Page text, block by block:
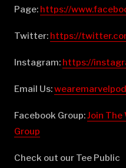
Page: ⁠⁠⁠⁠⁠⁠⁠⁠⁠⁠⁠⁠⁠⁠⁠⁠⁠⁠⁠⁠⁠⁠⁠⁠⁠⁠⁠⁠⁠⁠⁠⁠⁠⁠⁠⁠⁠⁠⁠⁠⁠⁠⁠⁠⁠⁠⁠⁠⁠⁠⁠⁠⁠⁠⁠⁠⁠⁠⁠⁠⁠⁠⁠⁠⁠⁠⁠⁠⁠⁠⁠⁠⁠⁠⁠⁠⁠https://
Twitter: ⁠⁠⁠⁠⁠⁠⁠⁠⁠⁠⁠⁠⁠⁠⁠⁠⁠⁠⁠⁠⁠⁠⁠⁠⁠⁠⁠⁠⁠⁠⁠⁠⁠⁠⁠⁠⁠⁠⁠⁠⁠⁠⁠⁠⁠⁠⁠⁠⁠⁠⁠⁠⁠⁠⁠⁠⁠⁠⁠⁠⁠⁠⁠⁠⁠⁠⁠⁠⁠⁠⁠⁠⁠⁠⁠⁠⁠https://
Instagram: ⁠⁠⁠⁠⁠⁠⁠⁠⁠⁠⁠⁠⁠⁠⁠⁠⁠⁠⁠⁠⁠⁠⁠⁠⁠⁠⁠⁠⁠⁠⁠⁠⁠⁠⁠⁠⁠⁠⁠⁠⁠⁠⁠⁠⁠⁠⁠⁠⁠⁠⁠⁠⁠⁠⁠⁠⁠⁠⁠⁠⁠⁠⁠⁠⁠⁠⁠⁠⁠⁠⁠⁠⁠⁠⁠⁠⁠https://
Email Us:
Facebook Group:⁠⁠⁠⁠⁠⁠⁠⁠⁠⁠⁠⁠⁠⁠⁠⁠⁠⁠⁠⁠⁠⁠⁠⁠⁠⁠⁠⁠⁠⁠⁠⁠⁠⁠⁠⁠⁠⁠⁠⁠⁠⁠⁠⁠⁠⁠⁠⁠⁠⁠⁠⁠⁠⁠⁠⁠⁠⁠⁠⁠⁠⁠⁠⁠⁠⁠⁠⁠⁠⁠⁠⁠⁠⁠⁠⁠⁠Join The
Group⁠⁠⁠⁠⁠⁠⁠⁠⁠⁠⁠⁠⁠⁠⁠⁠⁠⁠⁠⁠⁠⁠⁠⁠⁠⁠⁠⁠⁠⁠⁠⁠⁠⁠⁠⁠⁠⁠⁠⁠⁠⁠⁠⁠⁠⁠⁠⁠⁠⁠⁠⁠⁠⁠⁠⁠⁠⁠⁠⁠⁠⁠⁠⁠⁠⁠⁠⁠⁠⁠⁠⁠⁠⁠⁠⁠⁠
Check out our Tee Public